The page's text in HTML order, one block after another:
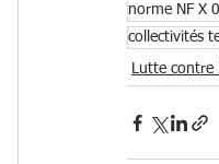
norme NF X
collectivités
Lutte contre